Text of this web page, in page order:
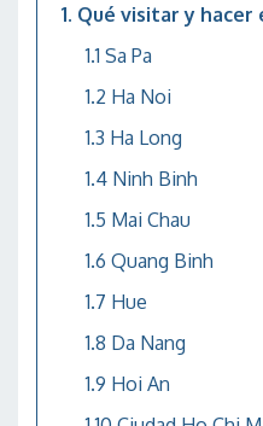
Qué visitar y hacer
Sa Pa
Ha Noi
Ha Long
Ninh Binh
Mai Chau
Quang Binh
Hue
Da Nang
Hoi An